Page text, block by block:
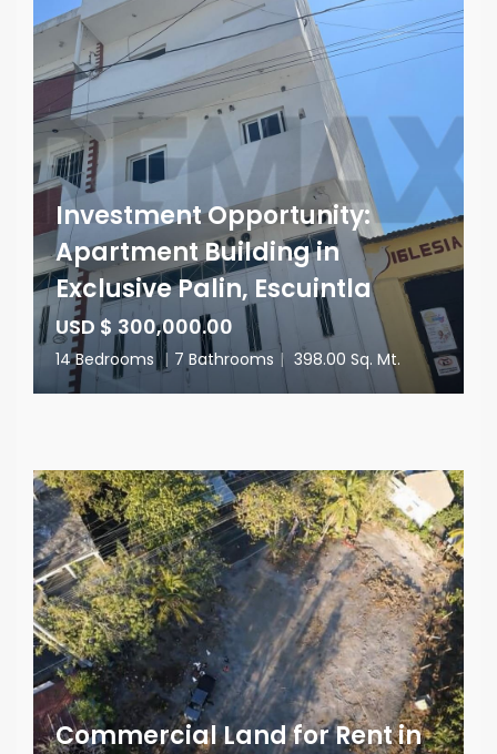
Investment Opportunity:
Apartment Building in
Exclusive Palin, Escuintla
USD $ 300,000.00
14 Bedrooms | 7 Bathrooms | 398.00 Sq. Mt.
Commercial Land for Rent in